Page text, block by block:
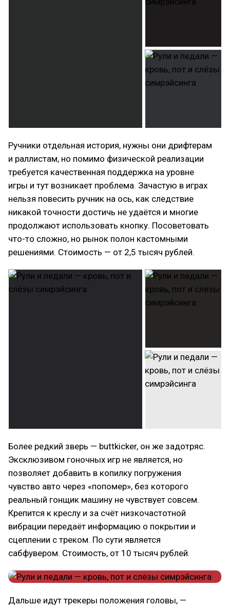
Ручники отдельная история, нужны они дрифтерам
и раллистам, но помимо физической реализации
требуется качественная поддержка на уровне
игры и тут возникает проблема. Зачастую в играх
нельзя повесить ручник на ось, как следствие
никакой точности достичь не удаётся и многие
продолжают использовать кнопку. Посоветовать
что-то сложно, но рынок полон кастомными
решениями. Стоимость — от 2,5 тысяч рублей.
Более редкий зверь — buttkicker, он же задотряс.
Эксклюзивом гоночных игр не является, но
позволяет добавить в копилку погружения
чувство авто через «попомер», без которого
реальный гонщик машину не чувствует совсем.
Крепится к креслу и за счёт низкочастотной
вибрации передаёт информацию о покрытии и
сцеплении с треком. По сути является
сабфувером. Стоимость, от 10 тысяч рублей.
Дальше идут трекеры положения головы, —